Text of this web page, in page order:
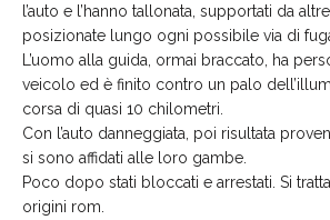
l’auto e l’hanno tallonata, supportati da
posizionate lungo ogni possibile via di
L’uomo alla guida, ormai braccato, ha
veicolo ed è finito contro un palo
corsa di quasi 10 chilometri.
Con l’auto danneggiata, poi risultata
si sono affidati alle loro gambe.
Poco dopo stati bloccati e arrestati. Si
origini rom.